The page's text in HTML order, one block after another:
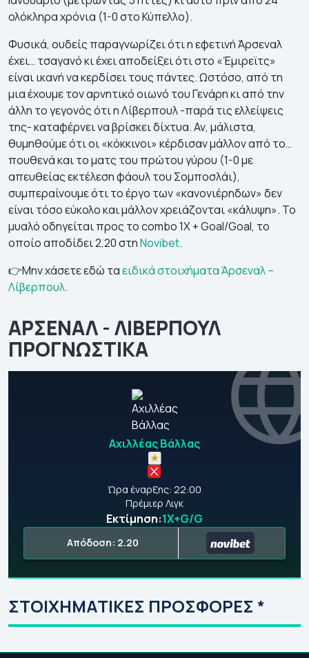
ολόκληρα χρόνια (1-0 στο Κύπελλο).
Φυσικά, ουδείς παραγνωρίζει ότι η εφετινή Άρσεναλ
έχει… τσαγανό κι έχει αποδείξει ότι στο «Έμιρεϊτς»
είναι ικανή να κερδίσει τους πάντες. Ωστόσο, από τη
μια έχουμε τον αρνητικό οιωνό του Γενάρη κι από την
άλλη το γεγονός ότι η Λίβερπουλ -παρά τις ελλείψεις
της- καταφέρνει να βρίσκει δίχτυα. Αν, μάλιστα,
θυμηθούμε ότι οι «κόκκινοι» κέρδισαν μάλλον από το…
πουθενά και το ματς του πρώτου γύρου (1-0 με
απευθείας εκτέλεση φάουλ του Σομποσλάι),
συμπεραίνουμε ότι το έργο των «κανονιέρηδων» δεν
είναι τόσο εύκολο και μάλλον χρειάζονται «κάλυψη». Το
μυαλό οδηγείται προς το combo 1Χ + Goal/Goal, το
οποίο αποδίδει 2,20 στηNovibet.
👉Μην χάσετε εδώ ταειδικά στοιχήματα Άρσεναλ –
Λίβερπουλ.
ΑΡΣΕΝΑΛ - ΛΙΒΕΡΠΟΥΛ
ΠΡΟΓΝΩΣΤΙΚΑ
Αχιλλέας Βάλλας
Ώρα έναρξης: 22:00
Πρέμιερ Λιγκ
Εκτίμηση:1Χ+G/G
Απόδοση: 2.20
ΣΤΟΙΧΗΜΑΤΙΚΕΣ ΠΡΟΣΦΟΡΕΣ *